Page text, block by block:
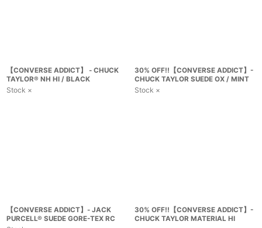
【CONVERSE ADDICT】 - CHUCK
TAYLOR® NH HI / BLACK
Stock ×
30% OFF!!【CONVERSE ADDICT】-
CHUCK TAYLOR SUEDE OX / MINT
Stock ×
【CONVERSE ADDICT】- JACK
PURCELL® SUEDE GORE-TEX RC
30% OFF!!【CONVERSE ADDICT】-
CHUCK TAYLOR MATERIAL HI